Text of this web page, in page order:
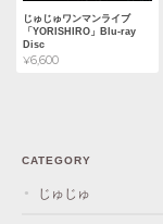
じゅじゅワンマンライブ
「YORISHIRO」Blu-ray
Disc
¥6,600
CATEGORY
じゅじゅ